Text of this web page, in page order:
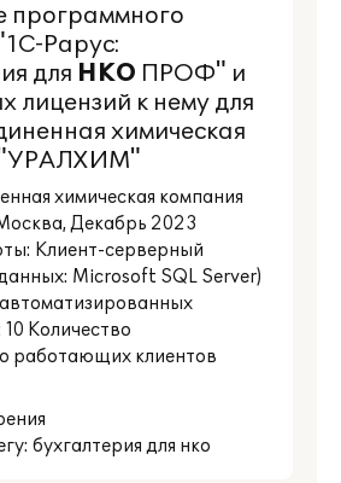
программного
Рарус:
для НКО ПРОФ" и
лицензий к нему для
химическая
"УРАЛХИМ"
химическая компания
Декабрь 2023
Клиент-серверный
Microsoft SQL Server)
Количество
работающих клиентов
бухгалтерия для нко